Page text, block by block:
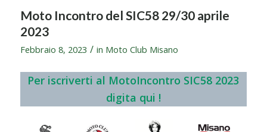
Moto Incontro del SIC58 29/30 aprile
2023
Febbraio 8, 2023 / in Moto Club Misano
Per iscriverti al MotoIncontro SIC58 2023
digita qui !